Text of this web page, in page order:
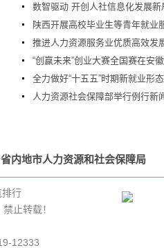
数智驱动 开创人社信息化发展
陕西开展高校毕业生等青年就业
推进人力资源服务业优质高效
“创赢未来”创业大赛全国赛在安
全力做好“十五五”时期新就业形
人力资源社会保障部举行例行新
省内地市人力资源和社会保障局
排行
止转载！
12333